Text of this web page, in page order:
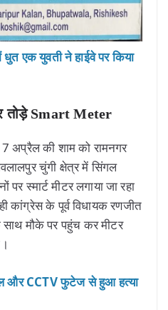
युवती ने हाईवे पर किया
Smart Meter
अप्रैल की शाम को रामनगर
चुंगी क्षेत्र में सिंगल
स्मार्ट मीटर लगाया जा रहा
कांग्रेस के पूर्व विधायक रणजीत
मौके पर पहुंच कर मीटर
CCTV फुटेज से हुआ हत्या